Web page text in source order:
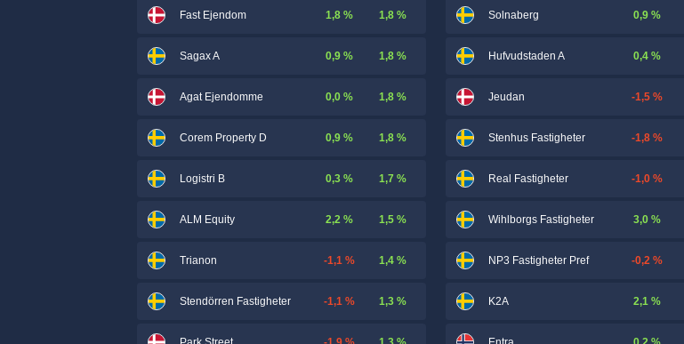
Fast Ejendom 1,8 % 1,8 %
Sagax A 0,9 % 1,8 %
Agat Ejendomme 0,0 % 1,8 %
Corem Property D 0,9 % 1,8 %
Logistri B 0,3 % 1,7 %
ALM Equity 2,2 % 1,5 %
Trianon -1,1 % 1,4 %
Stendörren Fastigheter -1,1 % 1,3 %
Solnaberg 0,9 %
Hufvudstaden A 0,4 %
Jeudan -1,5 %
Stenhus Fastigheter -1,8 %
Real Fastigheter -1,0 %
Wihlborgs Fastigheter 3,0 %
NP3 Fastigheter Pref -0,2 %
K2A 2,1 %